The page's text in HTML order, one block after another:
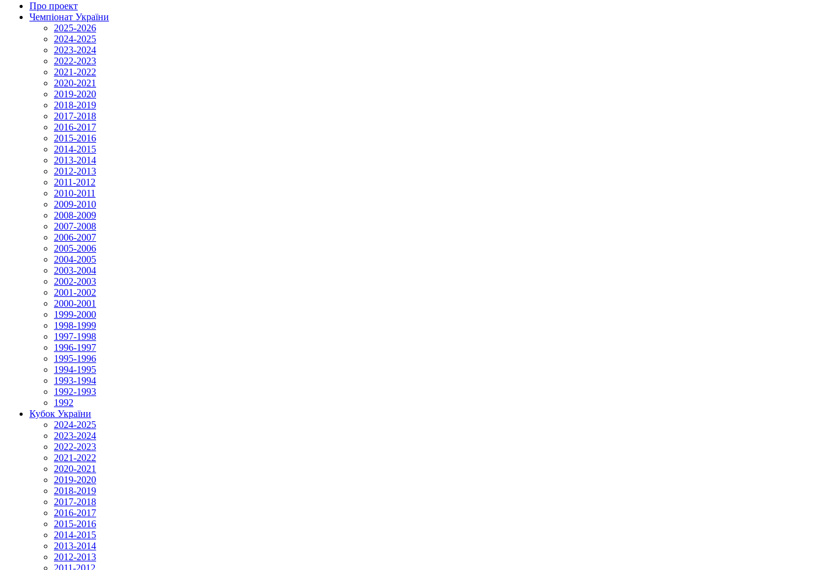
Про проект
Чемпіонат України
2025-2026
2024-2025
2023-2024
2022-2023
2021-2022
2020-2021
2019-2020
2018-2019
2017-2018
2016-2017
2015-2016
2014-2015
2013-2014
2012-2013
2011-2012
2010-2011
2009-2010
2008-2009
2007-2008
2006-2007
2005-2006
2004-2005
2003-2004
2002-2003
2001-2002
2000-2001
1999-2000
1998-1999
1997-1998
1996-1997
1995-1996
1994-1995
1993-1994
1992-1993
1992
Кубок України
2024-2025
2023-2024
2022-2023
2021-2022
2020-2021
2019-2020
2018-2019
2017-2018
2016-2017
2015-2016
2014-2015
2013-2014
2012-2013
2011-2012